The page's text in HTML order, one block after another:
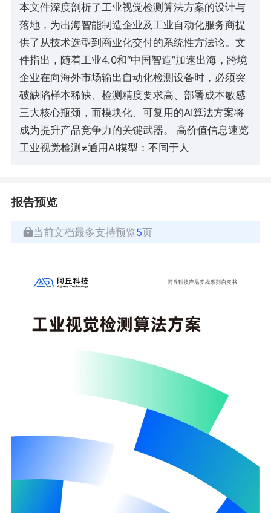
本文件深度剖析了工业视觉检测算法方案的设计与
落地，为出海智能制造企业及工业自动化服务商提
供了从技术选型到商业化交付的系统性方法论。文
件指出，随着工业4.0和“中国智造”加速出海，跨境
企业在向海外市场输出自动化检测设备时，必须突
破缺陷样本稀缺、检测精度要求高、部署成本敏感
三大核心瓶颈，而模块化、可复用的AI算法方案将
成为提升产品竞争力的关键武器。 高价值信息速览
工业视觉检测≠通用AI模型：不同于人
报告预览
当前文档最多支持预览5页